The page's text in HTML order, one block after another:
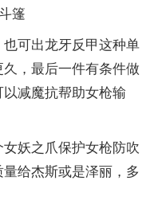
篷
可出龙牙反甲这种单
，最后一件有条件做
减魔抗帮助女枪输
妖之爪保护女枪防吹
给杰斯或是泽丽，多